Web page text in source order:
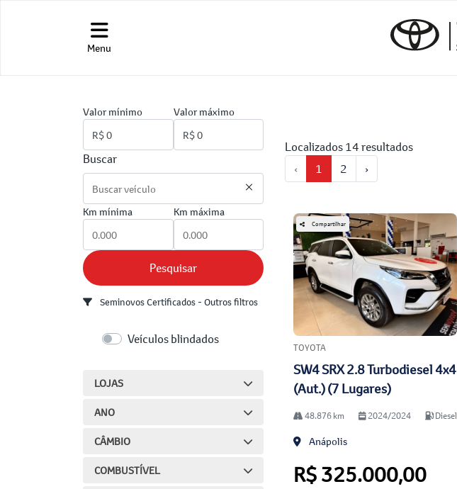
Menu
Valor mínimo Valor máximo
Buscar
Km mínima Km máxima
Pesquisar
Seminovos Certificados - Outros filtros
Veículos blindados
LOJAS
ANO
CÂMBIO
COMBUSTÍVEL
Localizados 14 resultados
‹
1 2 ›
Compartilhar
TOYOTA
SW4 SRX 2.8 Turbodiesel 4x4
(Aut.) (7 Lugares)
48.876 km 2024/2024 Diesel
Anápolis
R$ 325.000,00